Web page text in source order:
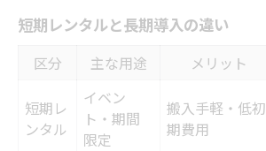
短期レンタルと長期導入の違い
区分 主な用途 メリット
短期レ
ンタル
イベン
ト・期間
限定
搬入手軽・低初
期費用